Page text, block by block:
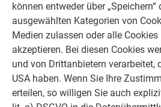
können entweder über „Speichern“
ausgewählten Kategorien von
Medien zulassen oder alle
akzeptieren. Bei diesen Cookies
und von Drittanbietern verarbeitet,
USA haben. Wenn Sie Ihre
erteilen, so willigen Sie auch
ab 17° (bis 25° nur mit
Vollschalung (mind. 24 mm stark)